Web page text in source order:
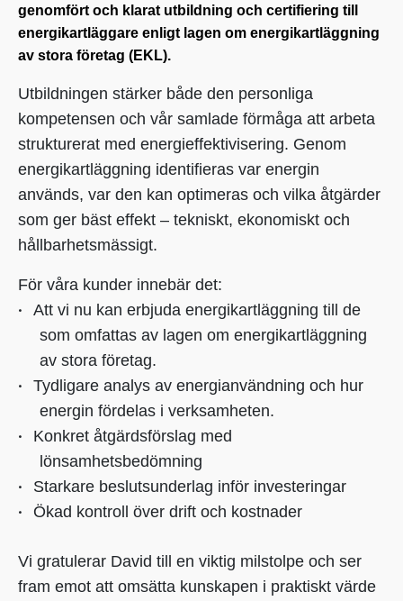
genomfört och klarat utbildning och certifiering till
energikartläggare enligt lagen om energikartläggning
av stora företag (EKL).
Utbildningen stärker både den personliga
kompetensen och vår samlade förmåga att arbeta
strukturerat med energieffektivisering. Genom
energikartläggning identifieras var energin
används, var den kan optimeras och vilka åtgärder
som ger bäst effekt – tekniskt, ekonomiskt och
hållbarhetsmässigt.
För våra kunder innebär det:
·
Att vi nu kan erbjuda energikartläggning till de
som omfattas av lagen om energikartläggning
av stora företag.
·
Tydligare analys av energianvändning och hur
energin fördelas i verksamheten.
·
Konkret åtgärdsförslag med
lönsamhetsbedömning
· Starkare beslutsunderlag inför investeringar
· Ökad kontroll över drift och kostnader
Vi gratulerar David till en viktig milstolpe och ser
fram emot att omsätta kunskapen i praktiskt värde